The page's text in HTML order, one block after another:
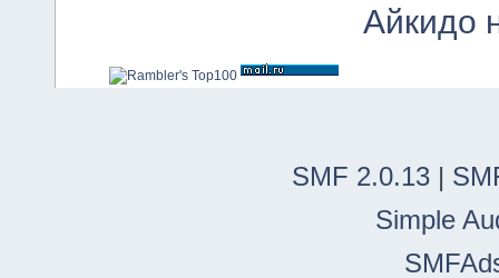
Айкидо
SMF 2.0.13 |
Simple